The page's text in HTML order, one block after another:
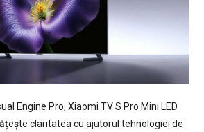
Engine Pro, Xiaomi TV S Pro Mini LED
claritatea cu ajutorul tehnologiei de